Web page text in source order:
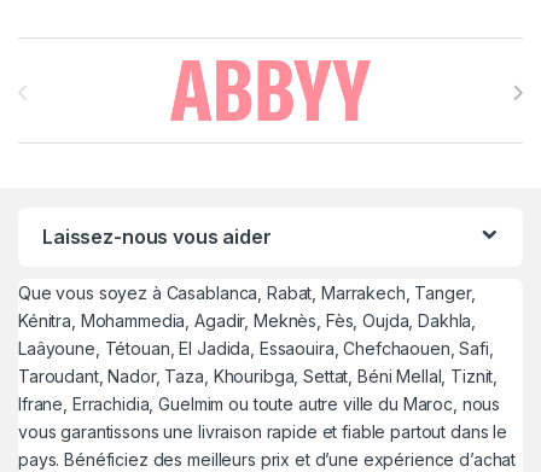
Brands Carousel
Laissez-nous vous aider
Que vous soyez à Casablanca, Rabat, Marrakech, Tanger,
Kénitra, Mohammedia, Agadir, Meknès, Fès, Oujda, Dakhla,
Laâyoune, Tétouan, El Jadida, Essaouira, Chefchaouen, Safi,
Taroudant, Nador, Taza, Khouribga, Settat, Béni Mellal, Tiznit,
Ifrane, Errachidia, Guelmim ou toute autre ville du Maroc, nous
vous garantissons une livraison rapide et fiable partout dans le
pays. Bénéficiez des meilleurs prix et d’une expérience d’achat